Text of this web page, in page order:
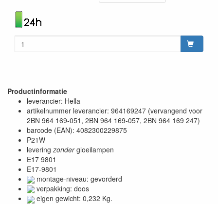
Productinformatie
leverancier: Hella
artikelnummer leverancier: 964169247 (vervangend voor
2BN 964 169-051, 2BN 964 169-057, 2BN 964 169 247)
barcode (EAN): 4082300229875
P21W
levering zondergloeilampen
E17 9801
E17-9801
montage-niveau: gevorderd
verpakking: doos
eigen gewicht: 0,232 Kg.